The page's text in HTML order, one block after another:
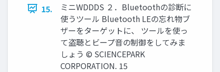
15.
ミニWDDDS ２．Bluetoothの診断に
使うツール Bluetooth LEの忘れ物ブ
ザーをターゲットに、 ツールを使っ
て盗聴とビープ音の制御をしてみま
しょう © SCIENCEPARK
CORPORATION. 15